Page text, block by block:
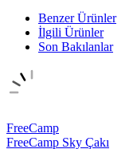
Benzer Ürünler
İlgili Ürünler
Son Bakılanlar
FreeCamp
FreeCamp Sky Çakı